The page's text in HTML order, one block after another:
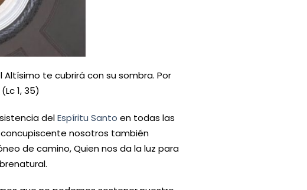
te cubrirá con su sombra. Por
1, 35)
delEspíritu Santo en todas las
nosotros también
de camino, Quien nos da la luz para